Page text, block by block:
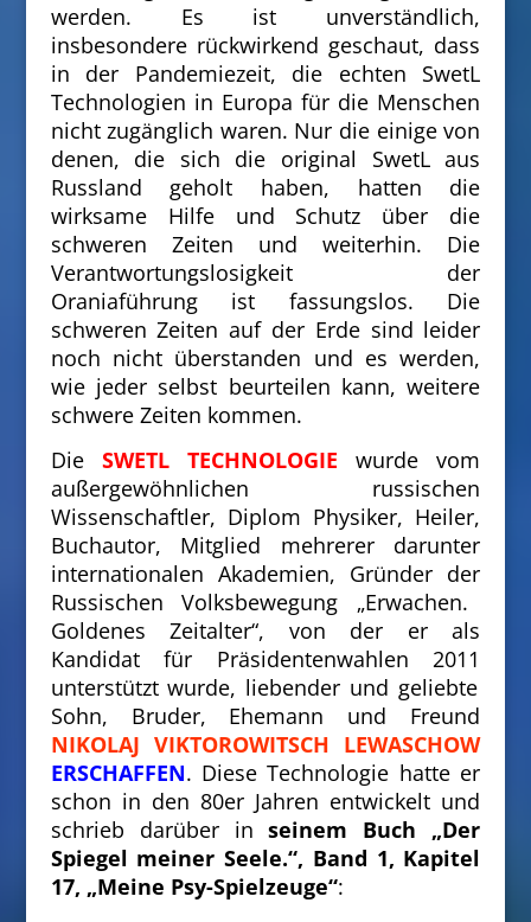
werden. Es ist unverständlich,
insbesondere rückwirkend geschaut, dass
in der Pandemiezeit, die echten SwetL
Technologien in Europa für die Menschen
nicht zugänglich waren. Nur die einige von
denen, die sich die original SwetL aus
Russland geholt haben, hatten die
wirksame Hilfe und Schutz über die
schweren Zeiten und weiterhin. Die
Verantwortungslosigkeit der
Oraniaführung ist fassungslos. Die
schweren Zeiten auf der Erde sind leider
noch nicht überstanden und es werden,
wie jeder selbst beurteilen kann, weitere
schwere Zeiten kommen.
Die SWETL TECHNOLOGIE wurde vom
außergewöhnlichen russischen
Wissenschaftler, Diplom Physiker, Heiler,
Buchautor, Mitglied mehrerer darunter
internationalen Akademien, Gründer der
Russischen Volksbewegung „Erwachen.
Goldenes Zeitalter“, von der er als
Kandidat für Präsidentenwahlen2011
unterstützt wurde, liebender und geliebte
Sohn, Bruder, Ehemann und Freund
NIKOLAJ VIKTOROWITSCH LEWASCHOW
ERSCHAFFEN. Diese Technologie hatte er
schon in den 80er Jahren entwickelt und
schrieb darüber inseinem Buch „Der
Spiegel meiner Seele.“, Band 1, Kapitel
17, „Meine Psy-Spielzeuge“: